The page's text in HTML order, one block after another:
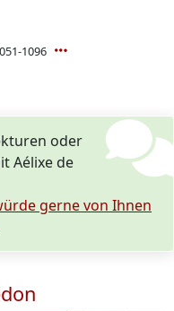
1096
oder
Aélixe de
gerne von Ihnen